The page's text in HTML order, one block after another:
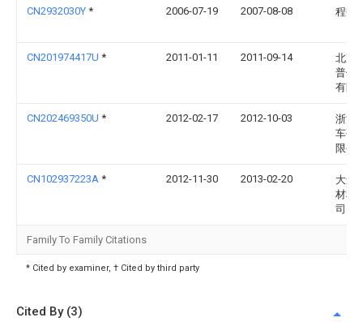
CN2932030Y * 2006-07-19 2007-08-08 程巍
CN201974417U * 2011-01-11 2011-09-14
北京
普仪
有限
CN202469350U * 2012-02-17 2012-10-03
浙江
车研
限公
CN102937223A * 2012-11-30 2013-02-20
大连
材料
司
Family To Family Citations
* Cited by examiner, † Cited by third party
Cited By (3)